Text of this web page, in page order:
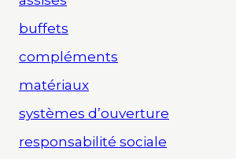
buffets
compléments
matériaux
systèmes d’ouverture
responsabilité sociale